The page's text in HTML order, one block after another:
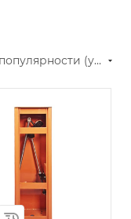
По популярности (убывание)